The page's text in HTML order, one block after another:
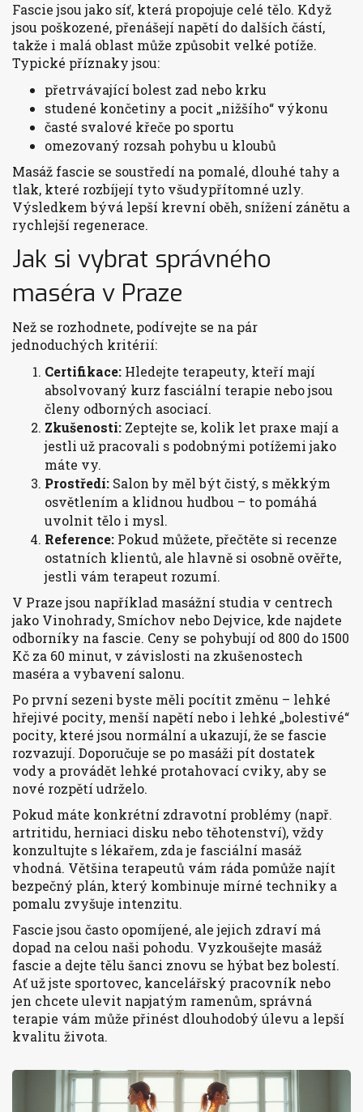
Fascie jsou jako síť, která propojuje celé tělo. Když
jsou poškozené, přenášejí napětí do dalších částí,
takže i malá oblast může způsobit velké potíže.
Typické příznaky jsou:
přetrvávající bolest zad nebo krku
studené končetiny a pocit „nižšího“ výkonu
časté svalové křeče po sportu
omezovaný rozsah pohybu u kloubů
Masáž fascie se soustředí na pomalé, dlouhé tahy a
tlak, které rozbíjejí tyto všudypřítomné uzly.
Výsledkem bývá lepší krevní oběh, snížení zánětu a
rychlejší regenerace.
Jak si vybrat správného
maséra v Praze
Než se rozhodnete, podívejte se na pár
jednoduchých kritérií:
Certifikace: Hledejte terapeuty, kteří mají
absolvovaný kurz fasciální terapie nebo jsou
členy odborných asociací.
Zkušenosti: Zeptejte se, kolik let praxe mají a
jestli už pracovali s podobnými potížemi jako
máte vy.
Prostředí: Salon by měl být čistý, s měkkým
osvětlením a klidnou hudbou – to pomáhá
uvolnit tělo i mysl.
Reference: Pokud můžete, přečtěte si recenze
ostatních klientů, ale hlavně si osobně ověřte,
jestli vám terapeut rozumí.
V Praze jsou například masážní studia v centrech
jako Vinohrady, Smíchov nebo Dejvice, kde najdete
odborníky na fascie. Ceny se pohybují od 800 do 1500
Kč za 60 minut, v závislosti na zkušenostech
maséra a vybavení salonu.
Po první sezeni byste měli pocítit změnu – lehké
hřejivé pocity, menší napětí nebo i lehké „bolestivé“
pocity, které jsou normální a ukazují, že se fascie
rozvazují. Doporučuje se po masáži pít dostatek
vody a provádět lehké protahovací cviky, aby se
nové rozpětí udrželo.
Pokud máte konkrétní zdravotní problémy (např.
artritidu, herniaci disku nebo těhotenství), vždy
konzultujte s lékařem, zda je fasciální masáž
vhodná. Většina terapeutů vám ráda pomůže najít
bezpečný plán, který kombinuje mírné techniky a
pomalu zvyšuje intenzitu.
Fascie jsou často opomíjené, ale jejich zdraví má
dopad na celou naši pohodu. Vyzkoušejte masáž
fascie a dejte tělu šanci znovu se hýbat bez bolestí.
Ať už jste sportovec, kancelářský pracovník nebo
jen chcete ulevit napjatým ramenům, správná
terapie vám může přinést dlouhodobý úlevu a lepší
kvalitu života.